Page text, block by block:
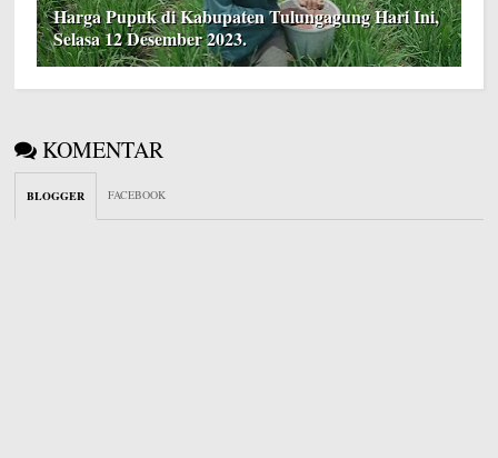
Harga Pupuk di Kabupaten Tulungagung Hari Ini,
Selasa 12 Desember 2023.
KOMENTAR
BLOGGER FACEBOOK